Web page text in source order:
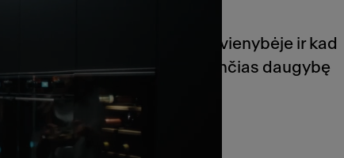
žinome, kad stiprybė slypi vienybėje ir kad
stilių ir filosofiją ir suteikiančias daugybę